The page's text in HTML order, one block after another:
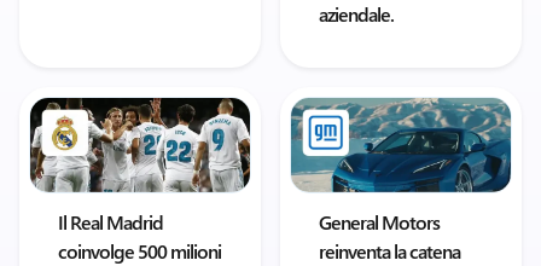
aziendale.
Il Real Madrid
coinvolge 500 milioni
General Motors
reinventa la catena